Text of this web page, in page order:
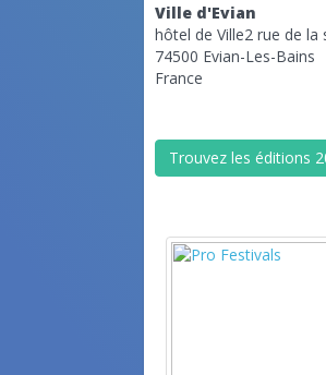
Ville d'Evian
hôtel de Ville2 rue de
74500 Evian-Les-Bains
France
Trouvez les éditions